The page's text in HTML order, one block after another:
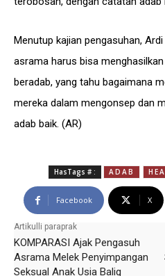
Menutup kajian pengasuhan,
asrama harus bisa
beradab, yang tahu bagaimana
mereka dalam mengonsep dan
adab baik. (AR)
HasTags # : ADAB
Facebook X
Artikulli paraprak
KOMPARASI Ajak Pengasuh
Asrama Melek Penyimpangan
Seksual Anak Usia Balig